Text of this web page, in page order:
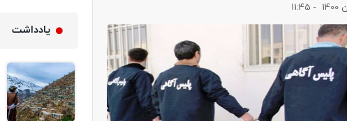
-
11:45
یادداشت